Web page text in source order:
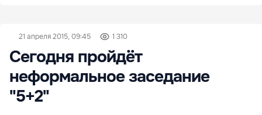
21 апреля 2015, 09:45 1 310
Сегодня пройдёт
неформальное заседание
"5+2"